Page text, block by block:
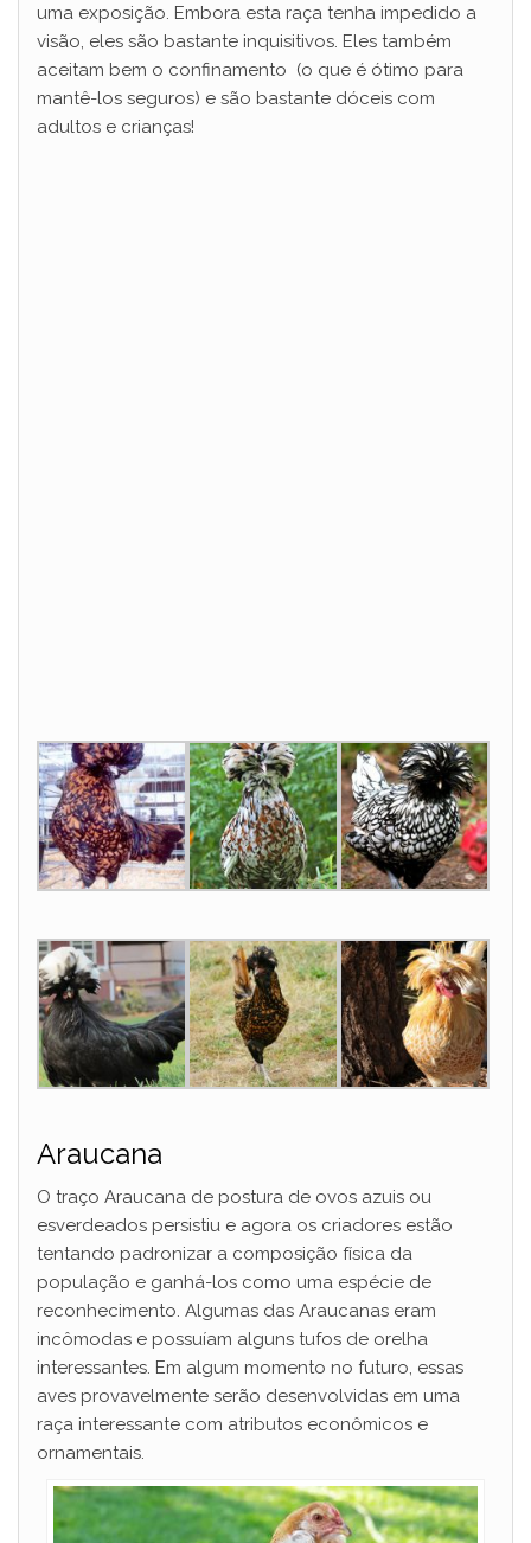
uma exposição. Embora esta raça tenha impedido a
visão, eles são bastante inquisitivos. Eles também
aceitam bem o confinamento (o que é ótimo para
mantê-los seguros) e são bastante dóceis com
adultos e crianças!
Araucana
O traço Araucana de postura de ovos azuis ou
esverdeados persistiu e agora os criadores estão
tentando padronizar a composição física da
população e ganhá-los como uma espécie de
reconhecimento. Algumas das Araucanas eram
incômodas e possuíam alguns tufos de orelha
interessantes. Em algum momento no futuro, essas
aves provavelmente serão desenvolvidas em uma
raça interessante com atributos econômicos e
ornamentais.